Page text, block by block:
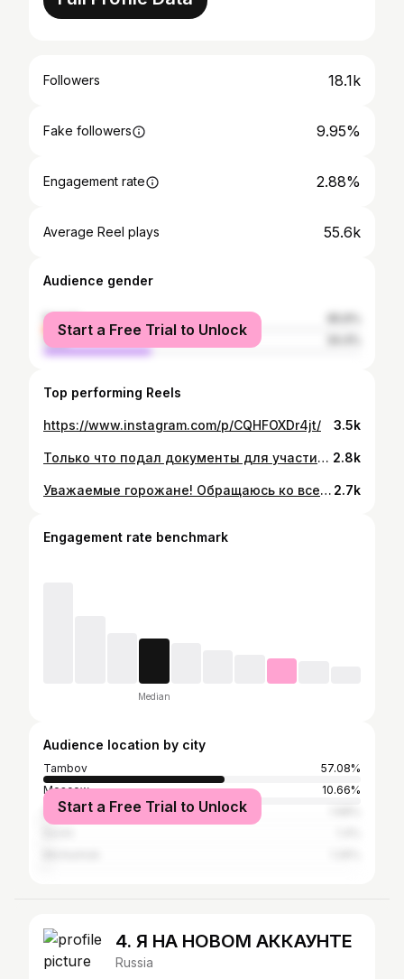
Followers 18.1k
Fake followers 9.95%
Engagement rate 2.88%
Average Reel plays 55.6k
Audience gender
female
male
Start a Free Trial to Unlock
Top performing Reels
https://www.instagram.com/p/CQHFOXDr4jt/ 3.5k
Только что подал документы для участия в конкурсе на должность главы администрации Тамбова. 2.8k
Уважаемые горожане! Обращаюсь ко всем вам. Сегодня мы переживаем сложное время. То, что происходит в мире, не может оставлять равнодушным никого. Это касается всех нас. И каждый, уверен, хочет мира. Но, очевидно, думая о мире, надо помнить, что и он нуждается в защите. Происходящие события возникли не вчера. Несколько десятилетий после распада СССР наши народы, русских и украинцев, извне целенаправленно отрывали друг от друга. Никогда не слышал, чтобы русские говорили плохо про украинцев, а тем более считали их врагами. В то же время Украину намеренно подзуживали к противостоянию с Россией, беззастенчиво используя её для приближения к нашим границам. События на Донбассе показали, что для достижения своих целей нынешние украинские власти и их вдохновители готовы не щадить никого. В таких условиях России не оставили выбора. Наш Президент выбрал сложный путь, который, как я уверен, продиктован верой в справедливость и желанием защитить своих. Считаю, что все мы должны держаться вместе, не поддаваться на провокации, оставаться гражданами своей страны и жить её интересами. 2.7k
Engagement rate benchmark
Median
Audience location by city
Tambov
57.08%
Moscow
10.66%
Saint Petersburg
Start a Free Trial to Unlock
4. Я НА НОВОМ АККАУНТЕ
Russia